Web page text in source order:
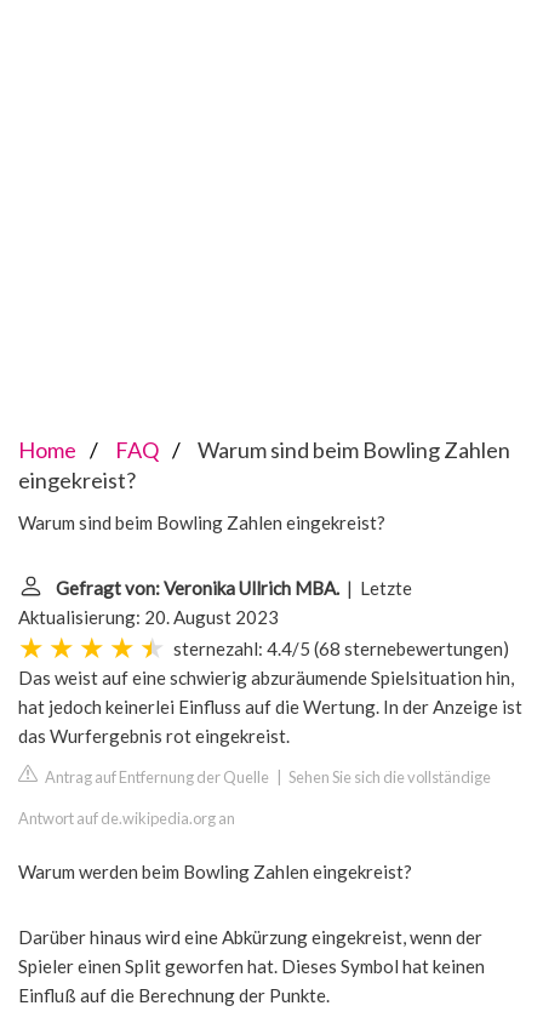
Home FAQ
Warum sind beim Bowling Zahlen
eingekreist?
Warum sind beim Bowling Zahlen eingekreist?
Gefragt von: Veronika Ullrich MBA. | Letzte
Aktualisierung: 20. August 2023
sternezahl: 4.4/5 (68 sternebewertungen)
Das weist auf eine schwierig abzuräumende Spielsituation hin,
hat jedoch keinerlei Einfluss auf die Wertung. In der Anzeige ist
das Wurfergebnis rot eingekreist.
Antrag auf Entfernung der Quelle Sehen Sie sich die vollständige
Antwort auf de.wikipedia.org an
Warum werden beim Bowling Zahlen eingekreist?
Darüber hinaus wird eine Abkürzung eingekreist, wenn der
Spieler einen Split geworfen hat. Dieses Symbol hat keinen
Einfluß auf die Berechnung der Punkte.